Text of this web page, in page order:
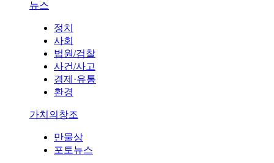
뉴스
정치
사회
법원/검찰
사건/사고
경제·유통
환경
가치의창조
만물상
포토뉴스